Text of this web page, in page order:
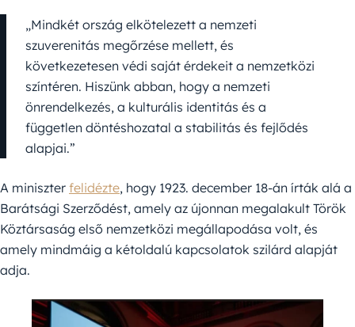
„Mindkét ország elkötelezett a nemzeti
szuverenitás megőrzése mellett, és
következetesen védi saját érdekeit a nemzetközi
színtéren. Hiszünk abban, hogy a nemzeti
önrendelkezés, a kulturális identitás és a
független döntéshozatal a stabilitás és fejlődés
alapjai.”
A miniszter felidézte, hogy 1923. december 18-án írták alá a
Barátsági Szerződést, amely az újonnan megalakult Török
Köztársaság első nemzetközi megállapodása volt, és
amely mindmáig a kétoldalú kapcsolatok szilárd alapját
adja.